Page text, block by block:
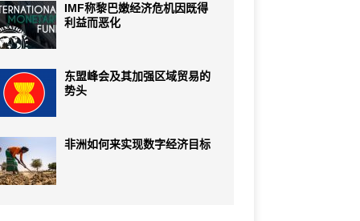
IMF称黎巴嫩经济危机因既得
利益而恶化
东盟峰会及其加强区域贸易的
势头
非洲如何来实现数字经济目标